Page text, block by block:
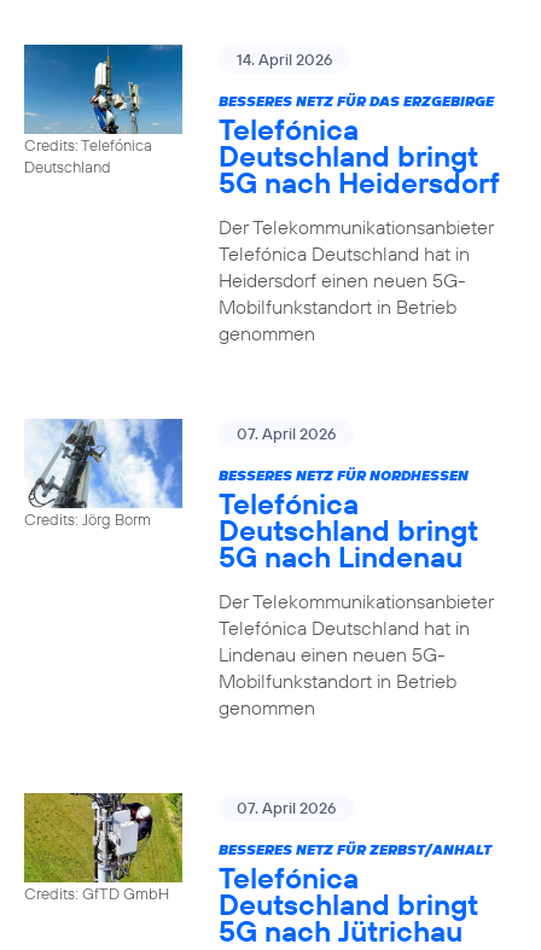
Credits: Telefónica
Deutschland
14. April 2026
BESSERES NETZ FÜR DAS ERZGEBIRGE
Telefónica
Deutschland bringt
5G nach Heidersdorf
Der Telekommunikationsanbieter
Telefónica Deutschland hat in
Heidersdorf einen neuen 5G-
Mobilfunkstandort in Betrieb
genommen
Credits: Jörg Borm
07. April 2026
BESSERES NETZ FÜR NORDHESSEN
Telefónica
Deutschland bringt
5G nach Lindenau
Der Telekommunikationsanbieter
Telefónica Deutschland hat in
Lindenau einen neuen 5G-
Mobilfunkstandort in Betrieb
genommen
Credits: GfTD GmbH
07. April 2026
BESSERES NETZ FÜR ZERBST/ANHALT
Telefónica
Deutschland bringt
5G nach Jütrichau